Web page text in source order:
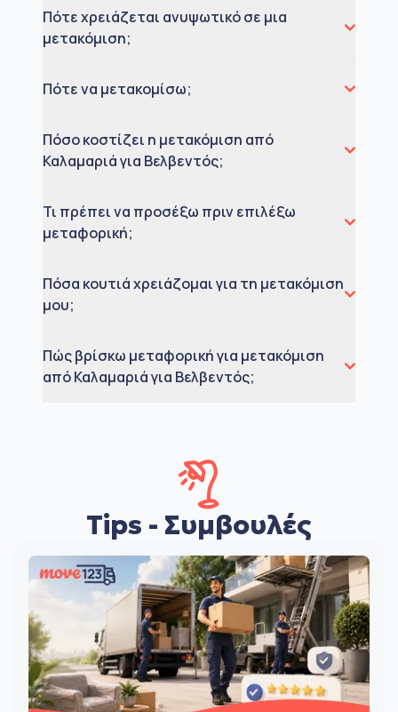
Πότε χρειάζεται ανυψωτικό σε μια
μετακόμιση;
Πότε να μετακομίσω;
Πόσο κοστίζει η μετακόμιση από
Καλαμαριά για Βελβεντός;
Τι πρέπει να προσέξω πριν επιλέξω
μεταφορική;
Πόσα κουτιά χρειάζομαι για τη μετακόμιση
μου;
Πώς βρίσκω μεταφορική για μετακόμιση
από Καλαμαριά για Βελβεντός;
Tips - Συμβουλές